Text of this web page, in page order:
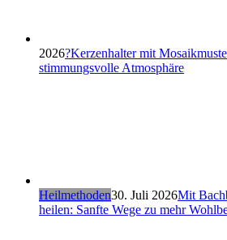
2026?Kerzenhalter mit
stimmungsvolle Atmosphäre
Heilmethoden30. Juli 2026Mit
heilen: Sanfte Wege zu mehr